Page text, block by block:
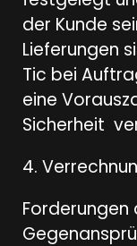
der Kunde
Lieferungen
Tic bei
eine
Sicherheit
4.
Forderungen